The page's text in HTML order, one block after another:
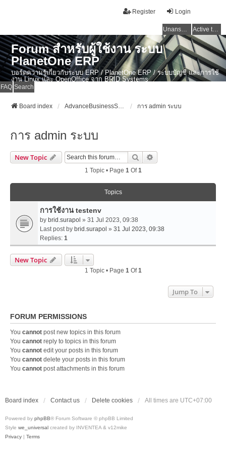
Login
Register
Unanswered topics Active topics
Forum สำหรับผู้ใช้งาน ระบบ
PlanetOne ERP
บอร์ดความรู้เกี่ยวกับระบบ ERP / PlanetOne ERP / ระบบบัญชี และการใช้
งาน Linux และ OpenOffice จาก BRID Systems
FAQ Search
Board index AdvanceBusinessSystem Developer Forum การ admin ระบบ
การ admin ระบบ
New Topic Search
1 Topic • Page 1Of1
Topics
การใช้งาน testenv
by brid.surapol » 31 Jul 2023, 09:38
Last post by brid.surapol » 31 Jul 2023, 09:38
Replies: 1
New Topic
1 Topic • Page 1Of1
Jump To
FORUM PERMISSIONS
You cannot post new topics in this forum
You cannot reply to topics in this forum
You cannot edit your posts in this forum
You cannot delete your posts in this forum
You cannot post attachments in this forum
Board index Contact us Delete cookies All times are UTC+07:00
Powered by phpBB® Forum Software © phpBB Limited
Style we_universal created by INVENTEA & v12mike
Privacy | Terms